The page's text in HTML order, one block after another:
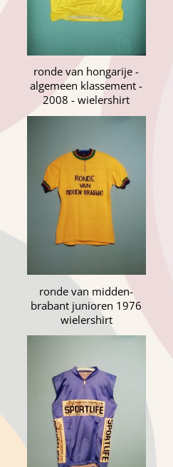
ronde van hongarije -
algemeen klassement -
2008 - wielershirt
ronde van midden-
brabant junioren 1976
wielershirt